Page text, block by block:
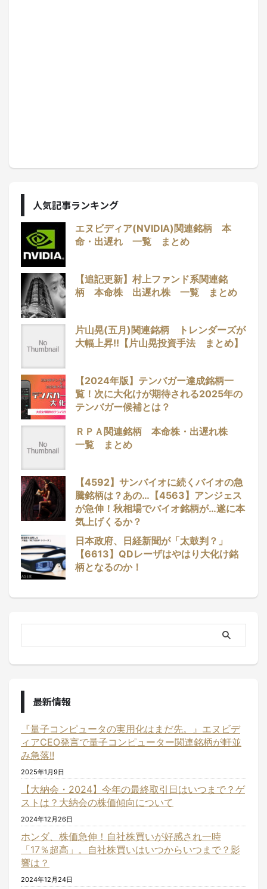
人気記事ランキング
エヌビディア(NVIDIA)関連銘柄 本
命・出遅れ 一覧 まとめ
【追記更新】村上ファンド系関連銘
柄 本命株 出遅れ株 一覧 まとめ
片山晃(五月)関連銘柄 トレンダーズが
大幅上昇!!【片山晃投資手法 まとめ】
【2024年版】テンバガー達成銘柄一
覧！次に大化けが期待される2025年の
テンバガー候補とは？
ＲＰＡ関連銘柄 本命株・出遅れ株
一覧 まとめ
【4592】サンバイオに続くバイオの急
騰銘柄は？あの…【4563】アンジェス
が急伸！秋相場でバイオ銘柄が…遂に本
気上げくるか？
日本政府、日経新聞が「太鼓判？」
【6613】QDレーザはやはり大化け銘
柄となるのか！
最新情報
『量子コンピュータの実用化はまだ先。』エヌビデ
ィアCEO発言で量子コンピューター関連銘柄が軒並
み急落!!
2025年1月9日
【大納会・2024】今年の最終取引日はいつまで？ゲ
ストは？大納会の株価傾向について
2024年12月26日
ホンダ、株価急伸！自社株買いが好感され一時
「17％超高」。自社株買いはいつからいつまで？影
響は？
2024年12月24日